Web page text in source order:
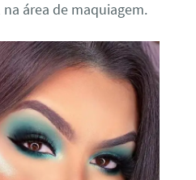
área de maquiagem.